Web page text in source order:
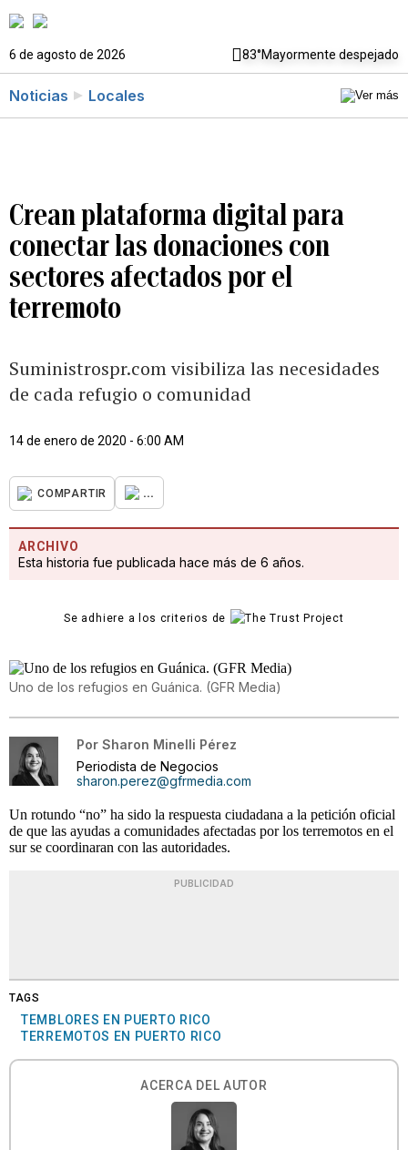
6 de agosto de 2026 83°Mayormente despejado
Noticias Locales
Crean plataforma digital para
conectar las donaciones con
sectores afectados por el
terremoto
Suministrospr.com visibiliza las necesidades
de cada refugio o comunidad
14 de enero de 2020 - 6:00 AM
COMPARTIR ...
ARCHIVO
Esta historia fue publicada hace más de 6 años.
Se adhiere a los criterios de
Uno de los refugios en Guánica. (GFR Media)
Por Sharon Minelli Pérez
Periodista de Negocios
sharon.perez@gfrmedia.com
Un rotundo “no” ha sido la respuesta ciudadana a la petición oficial
de que las ayudas a comunidades afectadas por los terremotos en el
sur se coordinaran con las autoridades.
PUBLICIDAD
TAGS
TEMBLORES EN PUERTO RICO
TERREMOTOS EN PUERTO RICO
ACERCA DEL AUTOR